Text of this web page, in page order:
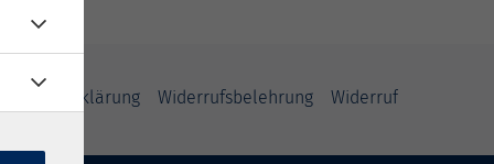
Widerrufsbelehrung Widerruf